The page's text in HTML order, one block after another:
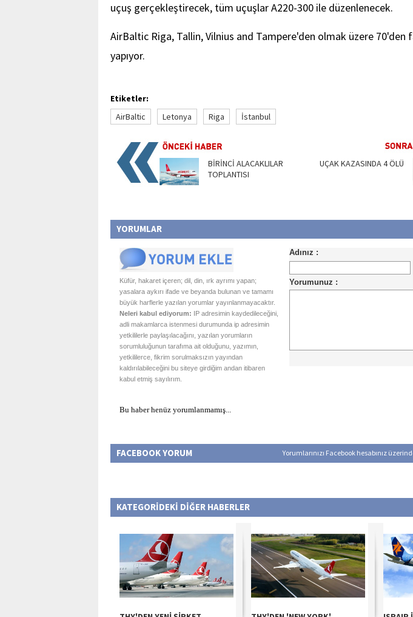
uçuş gerçekleştirecek, tüm uçuşlar A220-300 ile düzenlenecek.
AirBaltic Riga, Tallin, Vilnius and Tampere'den olmak üzere 70'den
yapıyor.
Etiketler:
AirBaltic
Letonya Riga İstanbul
BİRİNCİ ALACAKLILAR
TOPLANTISI
UÇAK KAZASINDA 4 ÖLÜ
YORUMLAR
Küfür, hakaret içeren; dil, din, ırk ayrımı yapan;
yasalara aykırı ifade ve beyanda bulunan ve tamamı
büyük harflerle yazılan yorumlar yayınlanmayacaktır.
Neleri kabul ediyorum: IP adresimin kaydedileceğini,
adli makamlarca istenmesi durumunda ip adresimin
yetkililerle paylaşılacağını, yazılan yorumların
sorumluluğunun tarafıma ait olduğunu, yazımın,
yetkililerce, fikrim sorulmaksızın yayından
kaldırılabileceğini bu siteye girdiğim andan itibaren
kabul etmiş sayılırım.
Bu haber henüz yorumlanmamış...
FACEBOOK YORUM Yorumlarınızı Facebook hesabınız
KATEGORİDEKİ DİĞER HABERLER